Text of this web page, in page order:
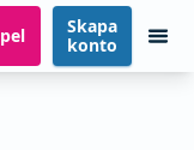
Skapa
konto